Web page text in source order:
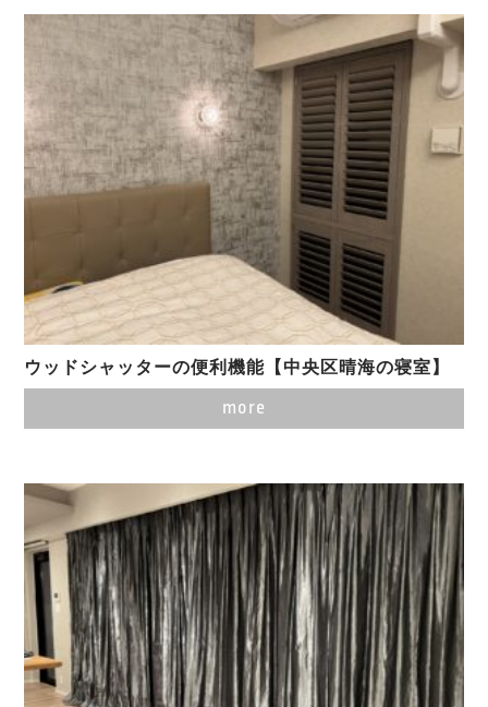
ウッドシャッターの便利機能【中央区晴海の寝室】
more